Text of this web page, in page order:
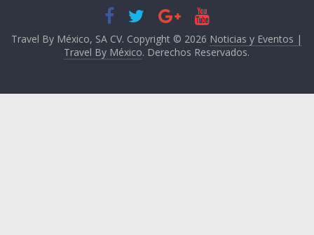
Travel By México, SA CV. Copyright © 2026 Noticias y Eventos |
Travel By México. Derechos Reservados.